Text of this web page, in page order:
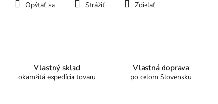
Opýtať sa Strážiť Zdieľať
Vlastný sklad
okamžitá expedícia tovaru
Vlastná doprava
po celom Slovensku